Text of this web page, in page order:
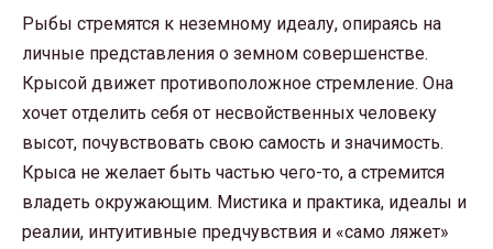
Рыбы стремятся к неземному идеалу, опираясь на
личные представления о земном совершенстве.
Крысой движет противоположное стремление. Она
хочет отделить себя от несвойственных человеку
высот, почувствовать свою самость и значимость.
Крыса не желает быть частью чего-то, а стремится
владеть окружающим. Мистика и практика, идеалы и
реалии, интуитивные предчувствия и «само ляжет»